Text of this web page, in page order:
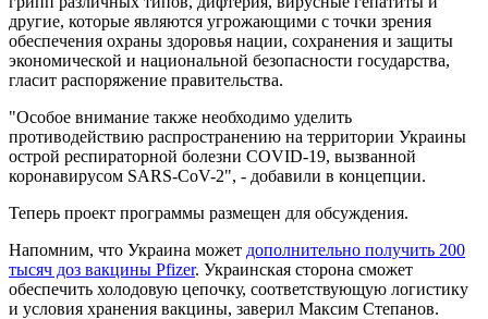
другие, которые являются угрожающими с точки зрения
обеспечения охраны здоровья нации, сохранения и защиты
экономической и национальной безопасности государства,
гласит распоряжение правительства.
"Особое внимание также необходимо уделить
противодействию распространению на территории Украины
острой респираторной болезни COVID-19, вызванной
коронавирусом SARS-CoV-2", - добавили в концепции.
Теперь проект программы размещен для обсуждения.
Напомним, что Украина может дополнительно получить 200
тысяч доз вакцины Pfizer. Украинская сторона сможет
обеспечить холодовую цепочку, соответствующую логистику
и условия хранения вакцины, заверил Максим Степанов.